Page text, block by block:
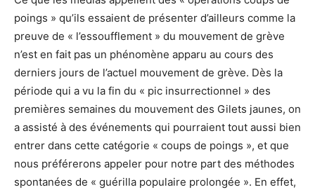
poings » qu’ils essaient de présenter d’ailleurs comme la
preuve de « l’essoufflement » du mouvement de grève
n’est en fait pas un phénomène apparu au cours des
derniers jours de l’actuel mouvement de grève. Dès la
période qui a vu la fin du « pic insurrectionnel » des
premières semaines du mouvement des Gilets jaunes, on
a assisté à des événements qui pourraient tout aussi bien
entrer dans cette catégorie « coups de poings », et que
nous préférerons appeler pour notre part des méthodes
spontanées de « guérilla populaire prolongée ». En effet,